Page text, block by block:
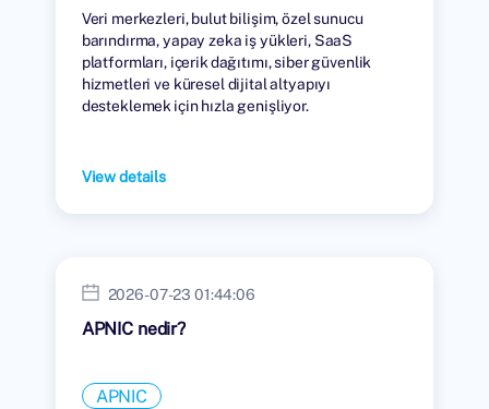
Veri merkezleri, bulut bilişim, özel sunucu
barındırma, yapay zeka iş yükleri, SaaS
platformları, içerik dağıtımı, siber güvenlik
hizmetleri ve küresel dijital altyapıyı
desteklemek için hızla genişliyor.
View details
2026-07-23 01:44:06
APNIC nedir?
APNIC